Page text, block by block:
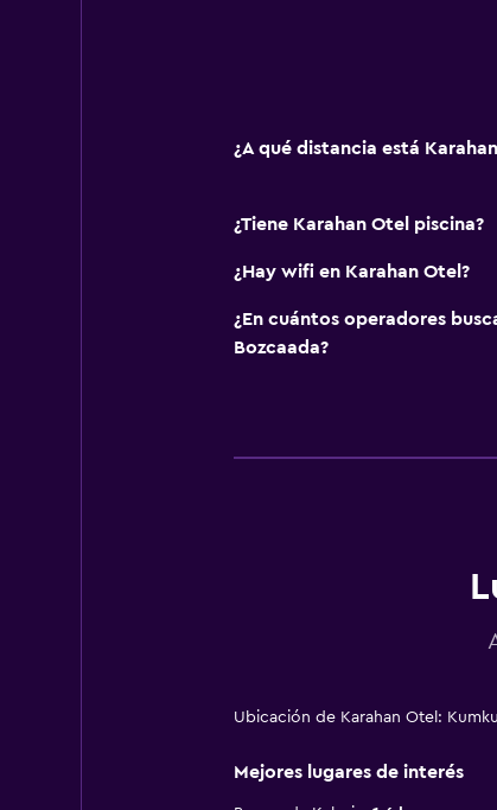
¿A qué distancia está
¿Tiene Karahan Otel piscina?
¿Hay wifi en Karahan Otel?
¿En cuántos operadores
Bozcaada?
Ubicación de Karahan Otel:
Mejores lugares de interés